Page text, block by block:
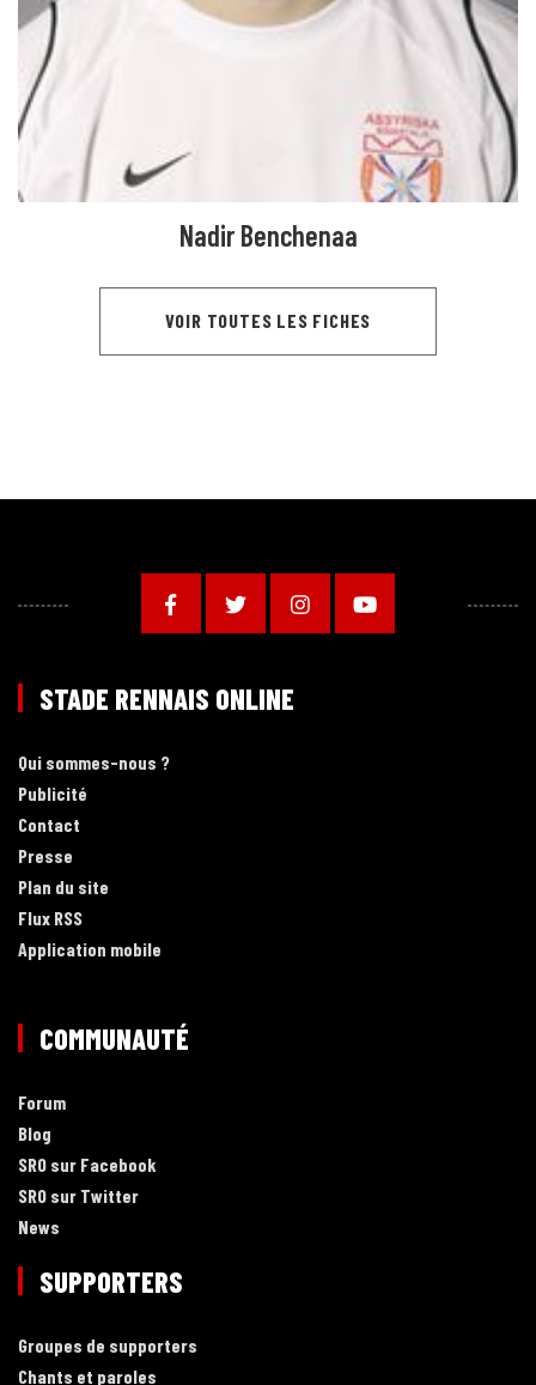
Nadir Benchenaa
VOIR TOUTES LES FICHES
STADE RENNAIS ONLINE
Qui sommes-nous ?
Publicité
Contact
Presse
Plan du site
Flux RSS
Application mobile
COMMUNAUTÉ
Forum
Blog
SRO sur Facebook
SRO sur Twitter
News
SUPPORTERS
Groupes de supporters
Chants et paroles